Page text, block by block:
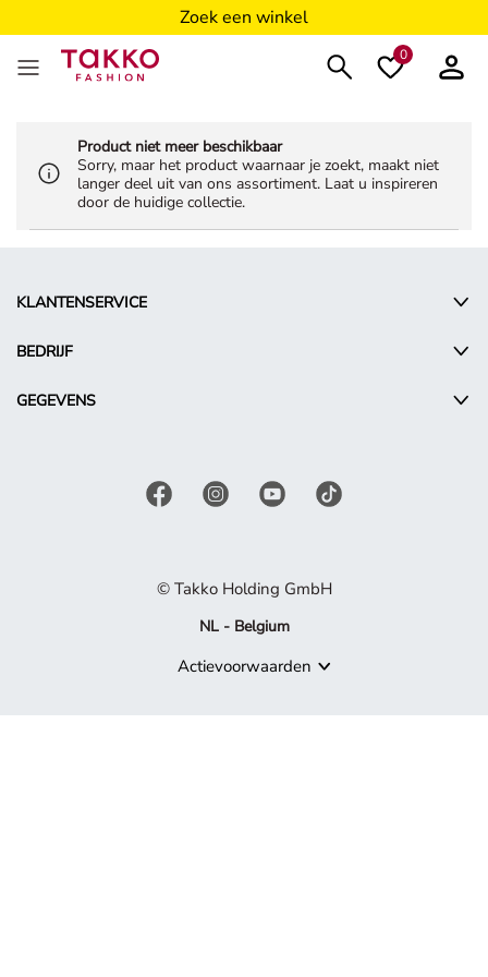
Zoek een winkel
0
Product niet meer beschikbaar
Sorry, maar het product waarnaar je zoekt, maakt niet
langer deel uit van ons assortiment. Laat u inspireren
door de huidige collectie.
KLANTENSERVICE
BEDRIJF
GEGEVENS
© Takko Holding GmbH
NL - Belgium
Actievoorwaarden